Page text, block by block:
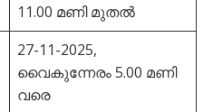
11.00 മണി മുതൽ
27-11-2025,
വൈകുന്നേരം 5.00 മണി
വരെ